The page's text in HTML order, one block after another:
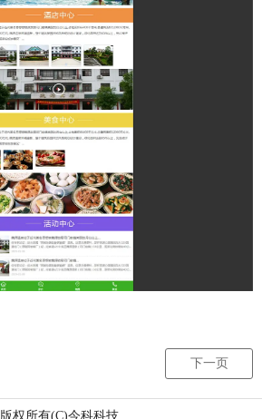
下一页
版权所有(C)今科科技